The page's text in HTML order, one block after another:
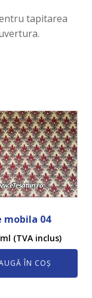
tapitarea
mobila 04
(TVA inclus)
ÎN COȘ